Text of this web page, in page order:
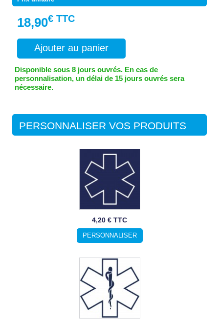
18,90€ TTC
Ajouter au panier
Disponible sous 8 jours ouvrés. En cas de
personnalisation, un délai de 15 jours ouvrés sera
nécessaire.
PERSONNALISER VOS PRODUITS
4,20 € TTC
PERSONNALISER